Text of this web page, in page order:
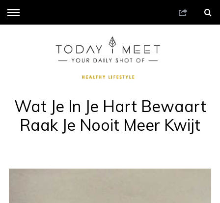
Wat Je In Je Hart Bewaart
Raak Je Nooit Meer Kwijt